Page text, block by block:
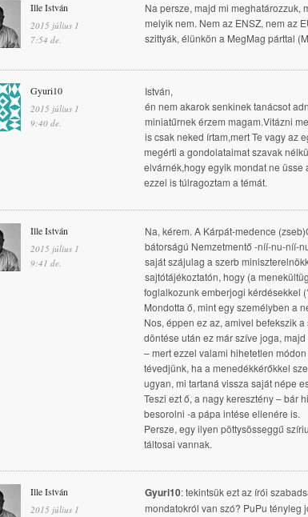
Ille István
2015 július 1
7:54 de.
Na persze, majd mi meghatározzuk,
melyik nem. Nem az ENSZ, nem az
szittyák, élünkön a MegMag párttal
Gyuri10
2015 július 1
9:40 de.
István,
én nem akarok senkinek tanácsot
miniatűrnek érzem magam.Vitázni
is csak neked írtam,mert Te vagy az
megérti a gondolataimat szavak
elvárnék,hogy egyik mondat ne üsse
ezzel is túlragoztam a témát.
Ille István
2015 július 1
9:41 de.
Na, kérem. A Kárpát-medence
bátorságú Nemzetmentő -níí-nu-níí-
saját szájulag a szerb
sajtótájékoztatón, hogy (a
foglalkozunk emberjogi kérdésekkel
Mondotta ő, mint egy személyben a
Nos, éppen ez az, amivel befekszik
döntése után ez már szíve joga,
– mert ezzel valami hihetetlen
tévedjünk, ha a menedékkérőkkel
ugyan, mi tartaná vissza saját népe
Teszi ezt ő, a nagy keresztény – bár
besorolni -a pápa intése ellenére is.
Persze, egy ilyen pöttysösseggű
táltosai vannak.
Ille István
2015 július 1
Gyuri10: tekintsük ezt az írói
mondatokról van szó? PuPu tényleg